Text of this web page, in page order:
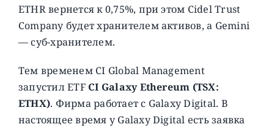
ETHR вернется к 0,75%, при этом Cidel Trust
Company будет хранителем активов, а Gemini
— суб-хранителем.
Тем временем CI Global Management
запустил ETFCI Galaxy Ethereum (TSX:
ETHX). Фирма работает с Galaxy Digital. В
настоящее время у Galaxy Digital есть заявка